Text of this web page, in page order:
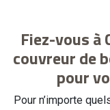
Fiez-vous à
couvreur de
pour
Pour n’importe